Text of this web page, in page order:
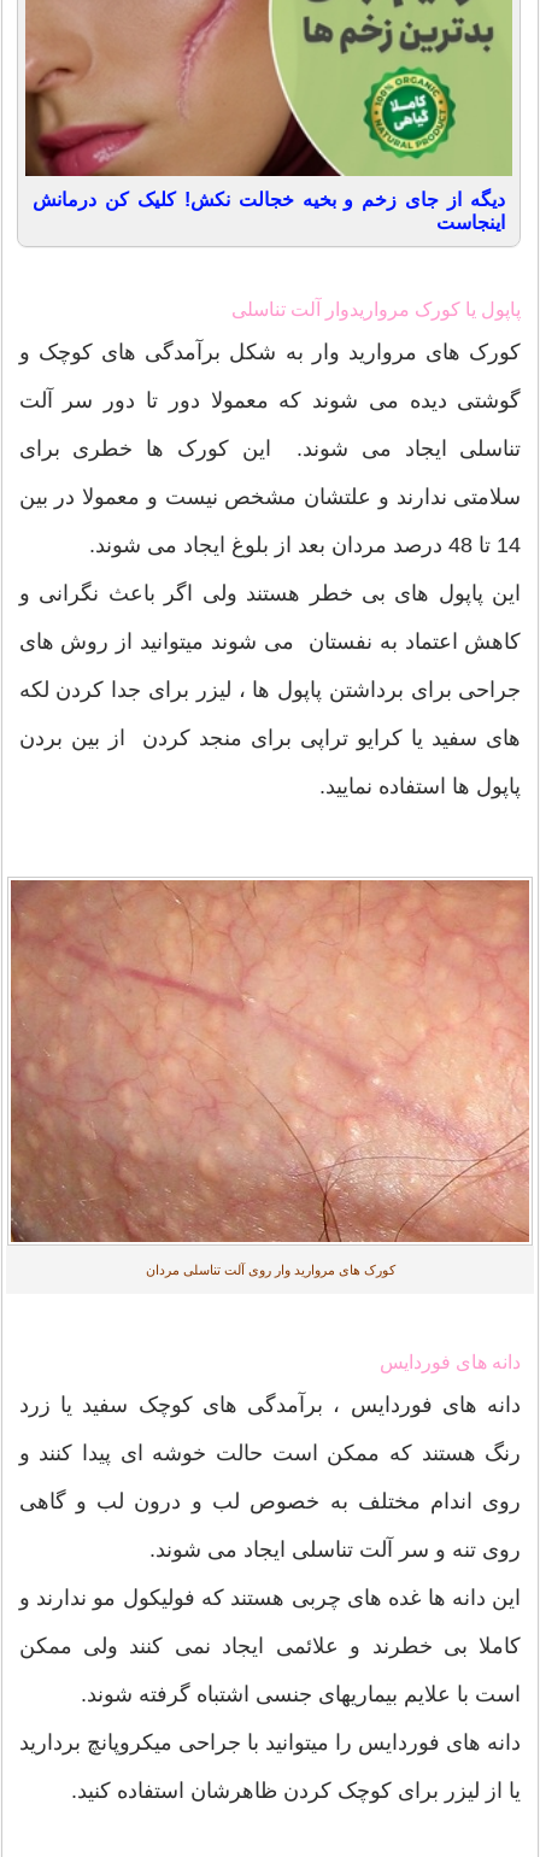
دیگه از جای زخم و بخیه خجالت نکش! کلیک کن درمانش
اینجاست
پاپول یا کورک مرواریدوار آلت تناسلی
کورک های مروارید وار به شکل برآمدگی های کوچک و
گوشتی دیده می شوند که معمولا دور تا دور سر آلت
تناسلی ایجاد می شوند. این کورک ها خطری برای
سلامتی ندارند و علتشان مشخص نیست و معمولا در بین
14 تا 48 درصد مردان بعد از بلوغ ایجاد می شوند.
این پاپول های بی خطر هستند ولی اگر باعث نگرانی و
کاهش اعتماد به نفستان می شوند میتوانید از روش های
جراحی برای برداشتن پاپول ها ، لیزر برای جدا کردن لکه
های سفید یا کرایو تراپی برای منجد کردن از بین بردن
پاپول ها استفاده نمایید.
کورک های مروارید وار روی آلت تناسلی مردان
دانه های فوردایس
دانه های فوردایس ، برآمدگی های کوچک سفید یا زرد
رنگ هستند که ممکن است حالت خوشه ای پیدا کنند و
روی اندام مختلف به خصوص لب و درون لب و گاهی
روی تنه و سر آلت تناسلی ایجاد می شوند.
این دانه ها غده های چربی هستند که فولیکول مو ندارند و
کاملا بی خطرند و علائمی ایجاد نمی کنند ولی ممکن
است با علایم بیماریهای جنسی اشتباه گرفته شوند.
دانه های فوردایس را میتوانید با جراحی میکروپانچ بردارید
یا از لیزر برای کوچک کردن ظاهرشان استفاده کنید.